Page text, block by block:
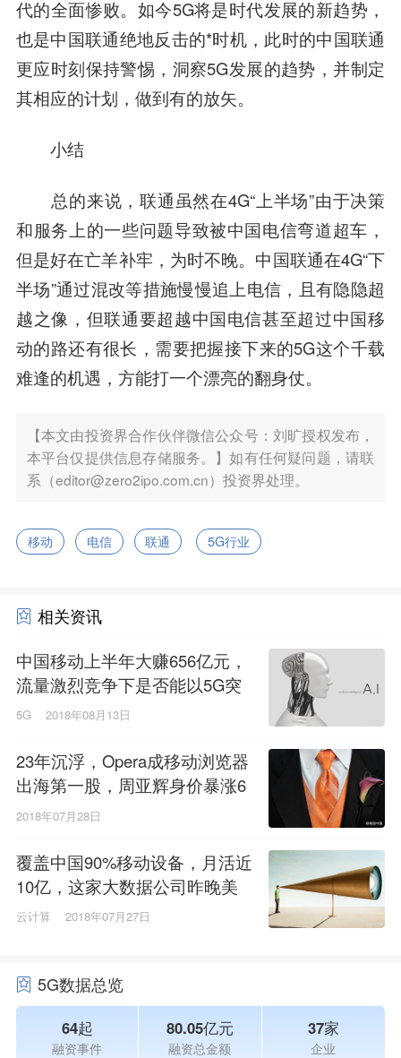
代的全面惨败。如今5G将是时代发展的新趋势，
也是中国联通绝地反击的*时机，此时的中国联通
更应时刻保持警惕，洞察5G发展的趋势，并制定
其相应的计划，做到有的放矢。
小结
总的来说，联通虽然在4G“上半场”由于决策
和服务上的一些问题导致被中国电信弯道超车，
但是好在亡羊补牢，为时不晚。中国联通在4G“下
半场”通过混改等措施慢慢追上电信，且有隐隐超
越之像，但联通要超越中国电信甚至超过中国移
动的路还有很长，需要把握接下来的5G这个千载
难逢的机遇，方能打一个漂亮的翻身仗。
【本文由投资界合作伙伴微信公众号：刘旷授权发布，
本平台仅提供信息存储服务。】如有任何疑问题，请联
系（editor@zero2ipo.com.cn）投资界处理。
移动 电信 联通 5G行业
相关资讯
中国移动上半年大赚656亿元，
流量激烈竞争下是否能以5G突
围？
5G 2018年08月13日
23年沉浮，Opera成移动浏览器
出海第一股，周亚辉身价暴涨6
5亿
2018年07月28日
覆盖中国90%移动设备，月活近
10亿，这家大数据公司昨晚美
股IPO！
云计算 2018年07月27日
5G数据总览
64起
融资事件
80.05亿元
融资总金额
37家
企业